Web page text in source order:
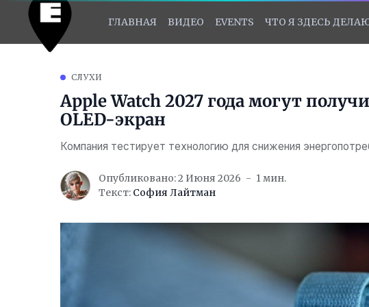
ГЛАВНАЯ ВИДЕО EVENTS ЧТО Я ЗДЕСЬ
СЛУХИ
Apple Watch 2027 года могут
OLED-экран
Компания тестирует технологию для снижения
Опубликовано: 2 Июня 2026
1 мин.
Текст: София Лайтман